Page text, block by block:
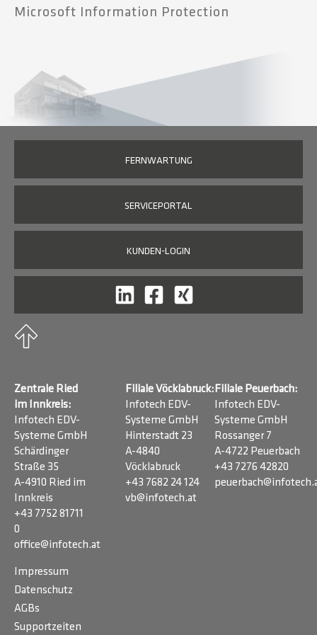
Microsoft Information Protection
FERNWARTUNG
SERVICEPORTAL
KUNDEN-LOGIN
Zentrale Ried
im Innkreis:
Infotech EDV-
Systeme GmbH
Schärdinger
Straße 35
A-4910 Ried im
Innkreis
+43 7752 81711
0
office@infotech.at
Filiale Vöcklabruck:
Infotech EDV-
Systeme GmbH
Hinterstadt 23
A-4840
Vöcklabruck
+43 7682 24 124
vb@infotech.at
Filiale Peuerbach:
Infotech EDV-
Systeme GmbH
Rossanger 7
A-4722 Peuerbach
+43 7276 42820
Impressum
Datenschutz
AGBs
Supportzeiten